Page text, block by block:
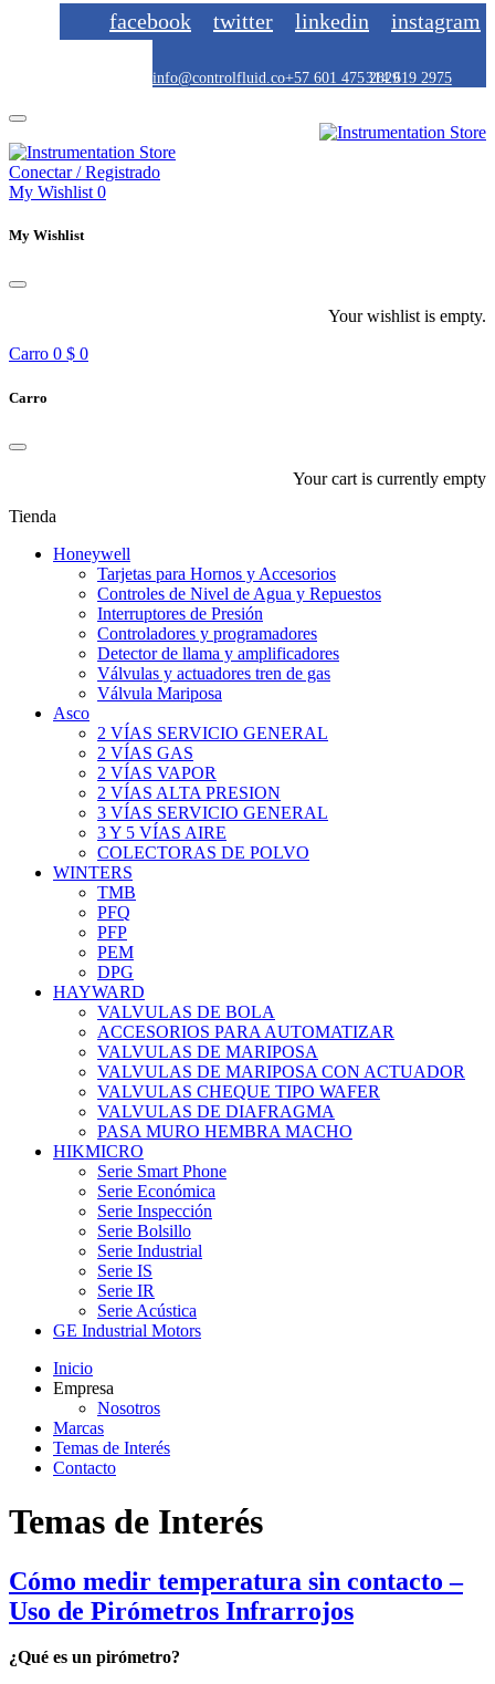
facebook twitter linkedin instagram
info@controlfluid.co+57 601 475 2829314 619 2975
Conectar / Registrado
My Wishlist 0
My Wishlist
Your wishlist is empty.
Carro 0 $ 0
Carro
Your cart is currently empty
Tienda
Honeywell
Tarjetas para Hornos y Accesorios
Controles de Nivel de Agua y Repuestos
Interruptores de Presión
Controladores y programadores
Detector de llama y amplificadores
Válvulas y actuadores tren de gas
Válvula Mariposa
Asco
2 VÍAS SERVICIO GENERAL
2 VÍAS GAS
2 VÍAS VAPOR
2 VÍAS ALTA PRESION
3 VÍAS SERVICIO GENERAL
3 Y 5 VÍAS AIRE
COLECTORAS DE POLVO
WINTERS
TMB
PFQ
PFP
PEM
DPG
HAYWARD
VALVULAS DE BOLA
ACCESORIOS PARA AUTOMATIZAR
VALVULAS DE MARIPOSA
VALVULAS DE MARIPOSA CON ACTUADOR
VALVULAS CHEQUE TIPO WAFER
VALVULAS DE DIAFRAGMA
PASA MURO HEMBRA MACHO
HIKMICRO
Serie Smart Phone
Serie Económica
Serie Inspección
Serie Bolsillo
Serie Industrial
Serie IS
Serie IR
Serie Acústica
GE Industrial Motors
Inicio
Empresa
Nosotros
Marcas
Temas de Interés
Contacto
Temas de Interés
Cómo medir temperatura sin contacto –
Uso de Pirómetros Infrarrojos
¿Qué es un pirómetro?